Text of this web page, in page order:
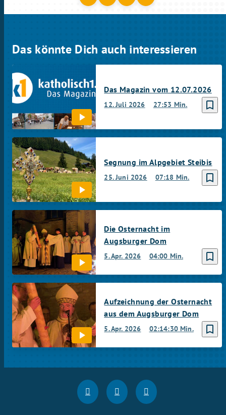
Das könnte Dich auch interessieren
bookmark_border
12. Juli 2026 27:53 Min.
Das Magazin vom 12.07.2026
bookmark_border
25. Juni 2026 07:18 Min.
Segnung im Alpgebiet Steibis
bookmark_border
5. Apr. 2026 04:00 Min.
Die Osternacht im
Augsburger Dom
bookmark_border
5. Apr. 2026 02:14:30 Min.
Aufzeichnung der Osternacht
aus dem Augsburger Dom